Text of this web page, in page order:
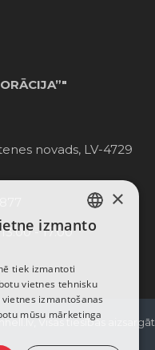
novads, LV-4729
- 17:00
Visas tiesības
LATVIAN
ENGLISH
×
izmanto
tiek izmantoti
vietnes tehnisku
izmantošanas
mūsu mārketinga